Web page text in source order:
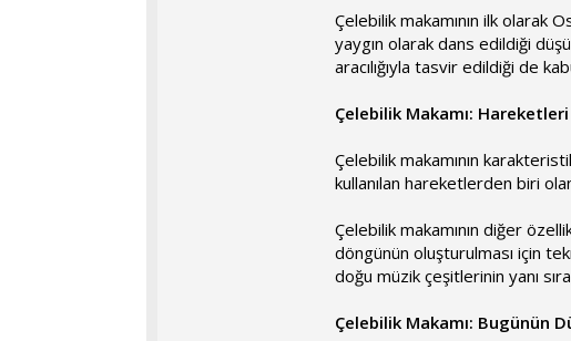
Çelebilik makamının ilk olarak
yaygın olarak dans edildiği
aracılığıyla tasvir edildiği de
Çelebilik Makamı:
Çelebilik makamının
kullanılan hareketlerden biri
Çelebilik makamının diğer
döngünün oluşturulması için
doğu müzik çeşitlerinin yanı
Çelebilik Makamı: Bugünün